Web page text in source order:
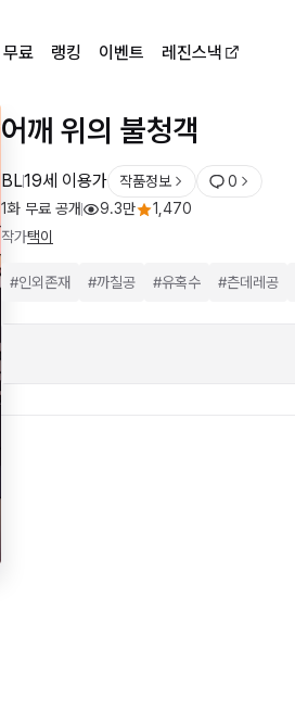
무료 랭킹 이벤트 레진스낵
어깨 위의 불청객
BL19세 이용가 작품정보
0
1화 무료 공개
9.3만
1,470
작가택이
#인외존재 #까칠공 #유혹수 #츤데레공